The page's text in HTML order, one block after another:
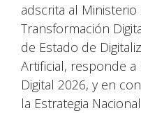
adscrita al
Transformación
de Estado de
Artificial, responde a
Digital 2026, y en
la Estrategia